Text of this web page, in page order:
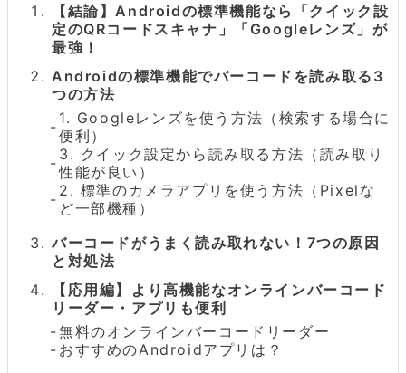
【結論】Androidの標準機能なら「クイック設
定のQRコードスキャナ」「Googleレンズ」が
最強！
Androidの標準機能でバーコードを読み取る3
つの方法
1. Googleレンズを使う方法（検索する場合に
便利）
3. クイック設定から読み取る方法（読み取り
性能が良い）
2. 標準のカメラアプリを使う方法（Pixelな
ど一部機種）
バーコードがうまく読み取れない！7つの原因
と対処法
【応用編】より高機能なオンラインバーコード
リーダー・アプリも便利
無料のオンラインバーコードリーダー
おすすめのAndroidアプリは？